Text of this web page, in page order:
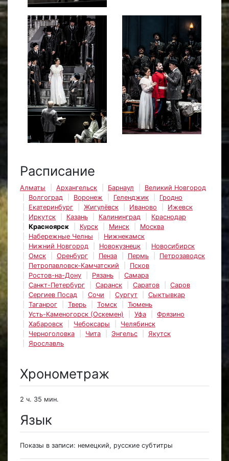
Расписание
Алматы Архангельск Барнаул
Великий Новгород
Волгоград
Воронеж Геленджик
Гродно
Екатеринбург
Жигулёвск Иваново
Ижевск
Иркутск
Казань Калининград
Краснодар
Красноярск
Курск Минск
Москва
Набережные Челны
Нижнекамск
Нижний Новгород
Новокузнецк
Новосибирск
Омск
Оренбург Пенза Пермь
Петрозаводск
Петропавловск-Камчатский
Псков
Ростов-на-Дону
Рязань
Самара
Санкт-Петербург
Саранск Саратов
Саров
Сергиев Посад
Сочи Сургут
Сыктывкар
Таганрог
Тверь Томск
Тюмень
Усть-Каменогорск (Оскемен)
Уфа
Фрязино
Хабаровск
Чебоксары
Челябинск
Черноголовка
Чита Энгельс
Якутск
Ярославль
Хронометраж
2 ч. 35 мин.
Язык
Показы в записи: немецкий, русские субтитры